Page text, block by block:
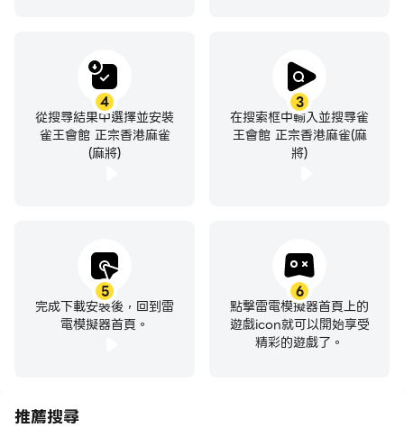
Q8. 為什麼在北角會館電腦可以食雞胡，我就不能
A8. 無論人或電腦，亦不可以食雞胡，造成這個誤會的原
因，主要是因為有部份人在玩香港麻雀時，習慣打無花牌，
對花牌認識不深，以下大概簡介一下
花牌中有一，二，三，四及1,2,3,4，只有與自己風位相同
但拿到2，3，4，手上亦只是雞胡的話，那必須要等待自摸
才可以食胡，無論電腦和玩家準則亦是一樣。
Q9. 電腦拆散自己牌打出給別人食胡
A9. 雀王會館的電腦在分析牌局時，主要是看自己手上的牌
的得勝率，對於其它電腦及玩家手上的牌，並不會知道，做
下家手上有 3萬 4萬 看上去好像在等 2萬和5萬就可以食
3
在搜索框中輸入並搜尋雀
王會館 正宗香港麻雀(麻
將)
4
從搜尋結果中選擇並安裝
雀王會館 正宗香港麻雀
(麻將)
5
完成下載安裝後，回到雷
電模擬器首頁。
6
點擊雷電模擬器首頁上的
遊戲icon就可以開始享受
精彩的遊戲了。
推薦搜尋